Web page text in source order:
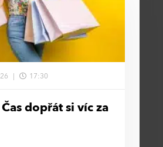
dopřát si víc za
17:30